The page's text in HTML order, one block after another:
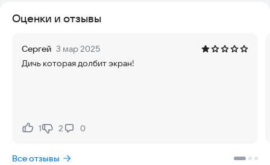
каждого.
Оценки и отзывы
Сергей 3 мар 2025
Дичь которая долбит экран!
Нравится:
1Не нравится:
2 0
Все отзывы